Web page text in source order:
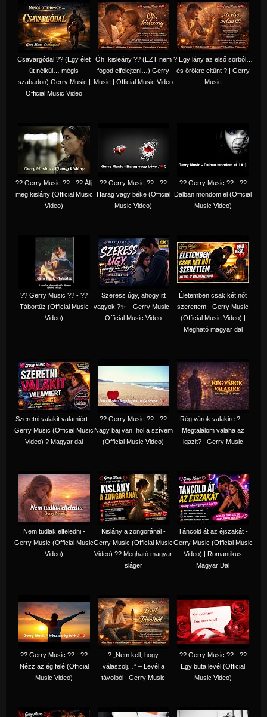
Csavargódal ?? (Egy élet
út nélkül… mégis
szabadon) Gerry Music |
Official Music Video
Óh, kisleány ?? (EZT nem
fogod elfelejteni…) Gerry
Music | Official Music Video
? Egy lány az első sorból…
és örökre eltűnt ? | Gerry
Music
?? Gerry Music ?? - ?? Állj
meg kislány (Official Music
Video)
?? Gerry Music ?? - ??
Harag vagy béke (Official
Music Video)
?? Gerry Music ?? - ??
Dalban mondom el (Official
Music Video)
?? Gerry Music ?? - ??
Tábortűz (Official Music
Video)
Szeress úgy, ahogy itt
vagyok ?✨ – Gerry Music |
Official Music Video
Életemben csak két nőt
szerettem - Gerry Music
(Official Music Video) |
Megható magyar dal
Szeretni valakit valamiért –
Gerry Music (Official Music
Video) ? Magyar dal
?? Gerry Music ?? - ??
Nagy baj van, hol a szívem
(Official Music Video)
Rég várok valakire ? –
Megtalálom valaha az
igazit? | Gerry Music
Nem tudlak elfeledni -
Gerry Music (Official Music
Video)
Kislány a zongoránál -
Gerry Music (Official Music
Video) ?? Megható magyar
sláger
Táncold át az éjszakát -
Gerry Music (Official Music
Video) | Romantikus
Magyar Dal
?? Gerry Music ?? - ??
Nézz az ég felé (Official
Music Video)
? „Nem kell, hogy
válaszolj…” – Levél a
távolból | Gerry Music
?? Gerry Music ?? - ??
Egy buta levél (Official
Music Video)